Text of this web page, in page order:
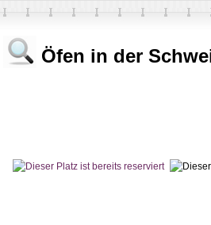
Öfen in der